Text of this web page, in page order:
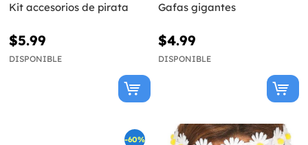
Kit accesorios de pirata
$5.99
DISPONIBLE
Gafas gigantes
$4.99
DISPONIBLE
-60%